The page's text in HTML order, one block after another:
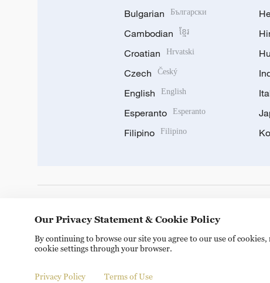
Bulgarian Български
Cambodian ខ្មែរ
Croatian Hrvatski
Czech Český
English English
Esperanto Esperanto
Filipino Filipino
Copyright © 2024 CGTN. 京ICP备20000184号
Our Privacy Statement & Cookie Policy
By continuing to browse our site you agree to our use of
cookie settings through your browser.
Privacy Policy Terms of Use